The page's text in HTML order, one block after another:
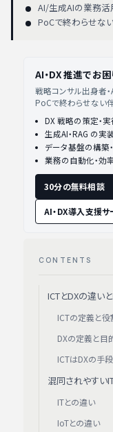
AI/生成AIの業務
PoCで終わらせな
AI・DX 推進でお
戦略コンサル出身者
PoCで終わらせない
DX 戦略の策定・
生成AI・RAG の実
データ基盤の構築
業務の自動化・効
30分の無料相談
AI・DX導入支援
CONTENTS
ICTとDXの違い
ICTの定義と役
DXの定義と目
ICTはDXの手
混同されやすい
ITとの違い
IoTとの違い